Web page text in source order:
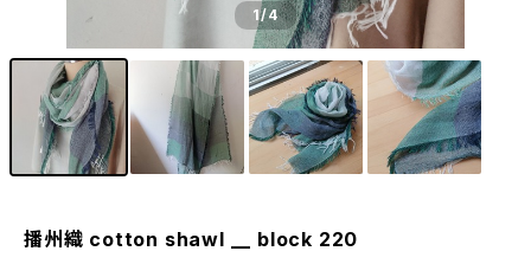
1/4
播州織 cotton shawl __ block 220